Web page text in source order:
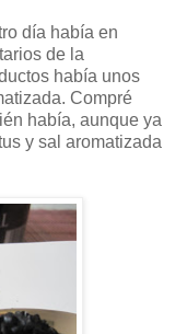
día había en
de la
había unos
Compré
había, aunque ya
y sal aromatizada